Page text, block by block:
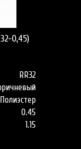
0,45)
RR32
Полиэстер
0.45
1.15